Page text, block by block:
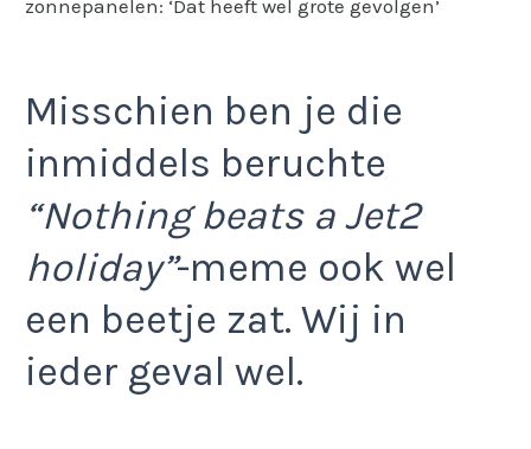
zonnepanelen: ‘Dat heeft wel grote gevolgen’
Misschien ben je die
inmiddels beruchte
“Nothing beats a Jet2
holiday”-meme ook wel
een beetje zat. Wij in
ieder geval wel.